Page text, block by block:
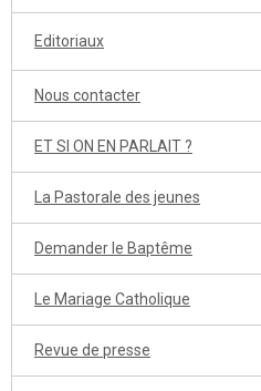
Editoriaux
Nous contacter
ET SI ON EN PARLAIT ?
La Pastorale des jeunes
Demander le Baptême
Le Mariage Catholique
Revue de presse